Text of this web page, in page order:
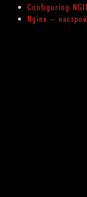
Configuring
Nginx —